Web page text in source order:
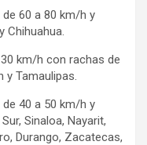
60 a 80 km/h y
Chihuahua.
km/h con rachas de
y Tamaulipas.
40 a 50 km/h y
Sinaloa, Nayarit,
Durango, Zacatecas,